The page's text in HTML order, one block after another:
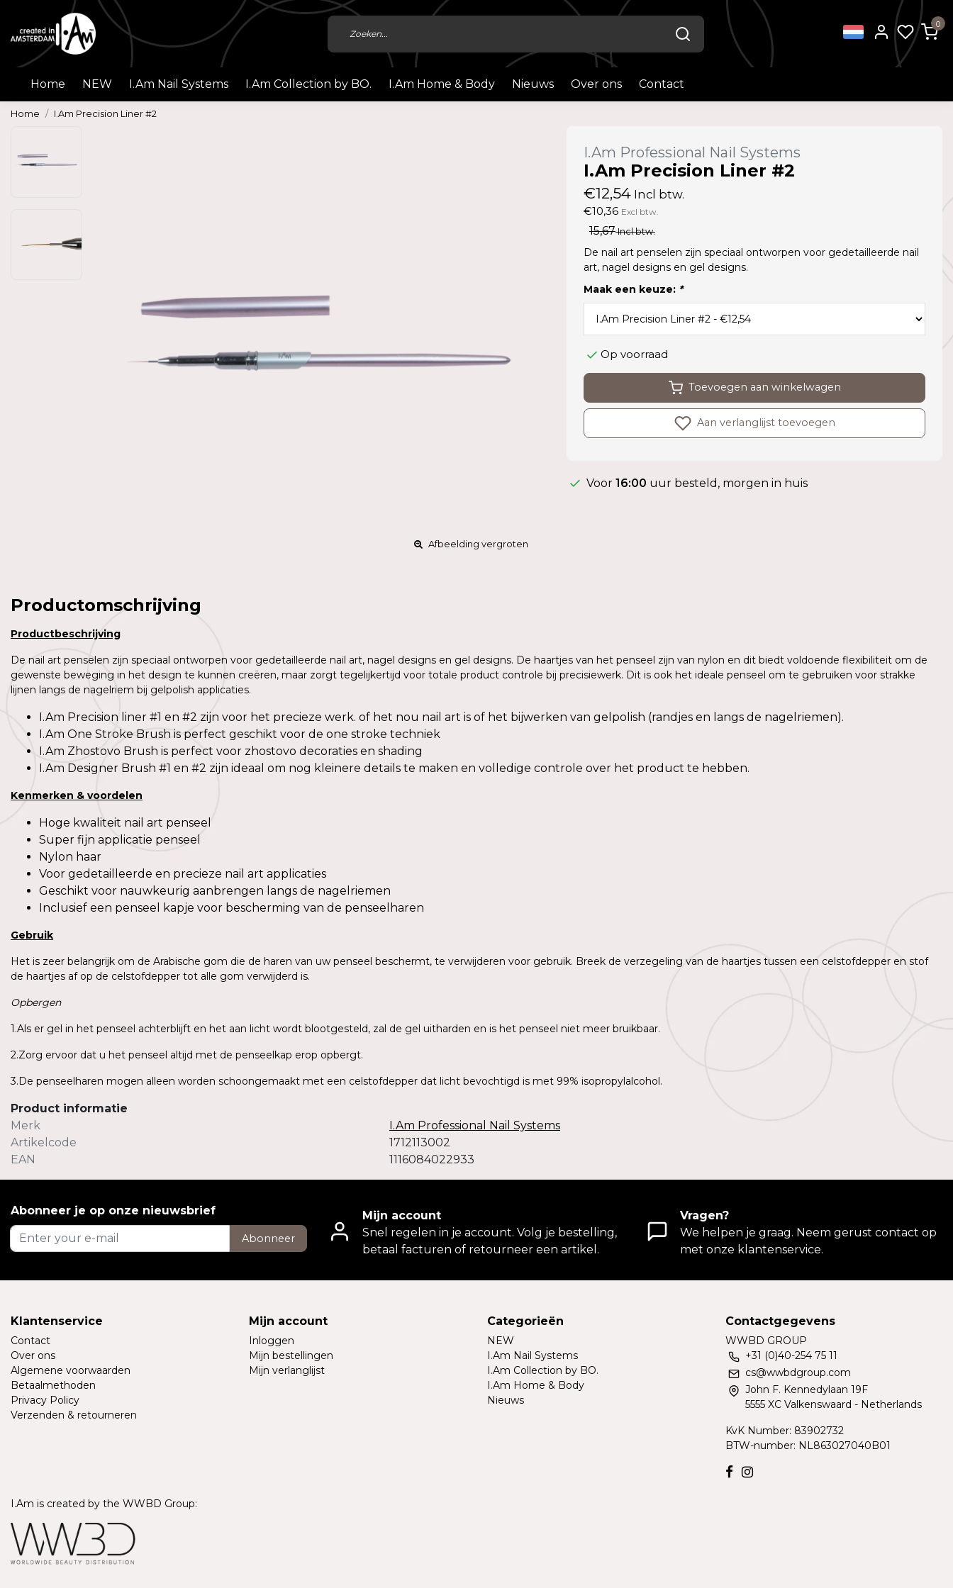
0
Home NEW I.Am Nail Systems I.Am Collection by BO. I.Am Home & Body Nieuws Over ons Contact
Home I.Am Precision Liner #2
Afbeelding vergroten
I.Am Professional Nail Systems
I.Am Precision Liner #2
€12,54 Incl btw.
€10,36 Excl btw.
15,67Incl btw.
De nail art penselen zijn speciaal ontworpen voor gedetailleerde nail
art, nagel designs en gel designs.
Maak een keuze: *
Op voorraad
Toevoegen aan winkelwagen
Aan verlanglijst toevoegen
Voor 16:00 uur besteld, morgen in huis
Productomschrijving
Productbeschrijving
De nail art penselen zijn speciaal ontworpen voor gedetailleerde nail art, nagel designs en gel designs. De haartjes van het penseel zijn van nylon en dit biedt voldoende flexibiliteit om de
gewenste beweging in het design te kunnen creëren, maar zorgt tegelijkertijd voor totale product controle bij precisiewerk. Dit is ook het ideale penseel om te gebruiken voor strakke
lijnen langs de nagelriem bij gelpolish applicaties.
I.Am Precision liner #1 en #2 zijn voor het precieze werk. of het nou nail art is of het bijwerken van gelpolish (randjes en langs de nagelriemen).
I.Am One Stroke Brush is perfect geschikt voor de one stroke techniek
I.Am Zhostovo Brush is perfect voor zhostovo decoraties en shading
I.Am Designer Brush #1 en #2 zijn ideaal om nog kleinere details te maken en volledige controle over het product te hebben.
Kenmerken & voordelen
Hoge kwaliteit nail art penseel
Super fijn applicatie penseel
Nylon haar
Voor gedetailleerde en precieze nail art applicaties
Geschikt voor nauwkeurig aanbrengen langs de nagelriemen
Inclusief een penseel kapje voor bescherming van de penseelharen
Gebruik
Het is zeer belangrijk om de Arabische gom die de haren van uw penseel beschermt, te verwijderen voor gebruik. Breek de verzegeling van de haartjes tussen een celstofdepper en stof
de haartjes af op de celstofdepper tot alle gom verwijderd is.
Opbergen
1.Als er gel in het penseel achterblijft en het aan licht wordt blootgesteld, zal de gel uitharden en is het penseel niet meer bruikbaar.
2.Zorg ervoor dat u het penseel altijd met de penseelkap erop opbergt.
3.De penseelharen mogen alleen worden schoongemaakt met een celstofdepper dat licht bevochtigd is met 99% isopropylalcohol.
Product informatie
Merk
I.Am Professional Nail Systems
Artikelcode
1712113002
EAN
1116084022933
Abonneer je op onze nieuwsbrief
Abonneer
Mijn account
Snel regelen in je account. Volg je bestelling,
betaal facturen of retourneer een artikel.
Vragen?
We helpen je graag. Neem gerust contact op
met onze klantenservice.
Klantenservice
Contact
Over ons
Algemene voorwaarden
Betaalmethoden
Privacy Policy
Verzenden & retourneren
Mijn account
Inloggen
Mijn bestellingen
Mijn verlanglijst
Categorieën
NEW
I.Am Nail Systems
I.Am Collection by BO.
I.Am Home & Body
Nieuws
Contactgegevens
WWBD GROUP
+31 (0)40-254 75 11
cs@wwbdgroup.com
John F. Kennedylaan 19F
5555 XC Valkenswaard - Netherlands
KvK Number: 83902732
BTW-number: NL863027040B01
I.Am is created by the WWBD Group: